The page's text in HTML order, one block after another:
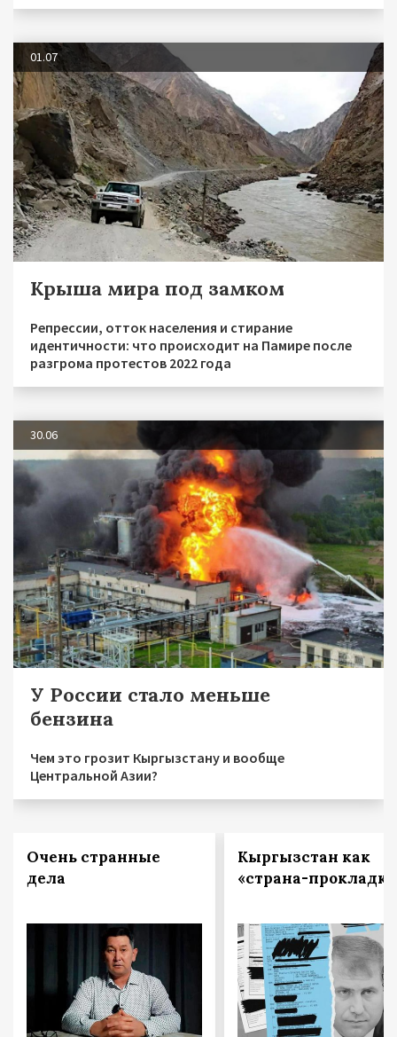
01.07
Крыша мира под замком
Репрессии, отток населения и стирание
идентичности: что происходит на Памире после
разгрома протестов 2022 года
30.06
У России стало меньше
бензина
Чем это грозит Кыргызстану и вообще
Центральной Азии?
Очень странные
дела
Кыргызстан как
«страна-